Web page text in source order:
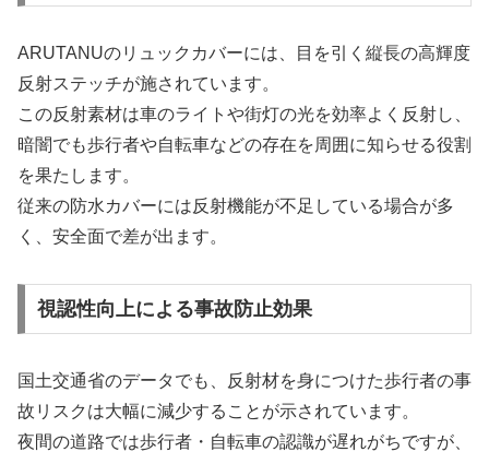
ARUTANUのリュックカバーには、目を引く縦長の高輝度
反射ステッチが施されています。
この反射素材は車のライトや街灯の光を効率よく反射し、
暗闇でも歩行者や自転車などの存在を周囲に知らせる役割
を果たします。
従来の防水カバーには反射機能が不足している場合が多
く、安全面で差が出ます。
視認性向上による事故防止効果
国土交通省のデータでも、反射材を身につけた歩行者の事
故リスクは大幅に減少することが示されています。
夜間の道路では歩行者・自転車の認識が遅れがちですが、